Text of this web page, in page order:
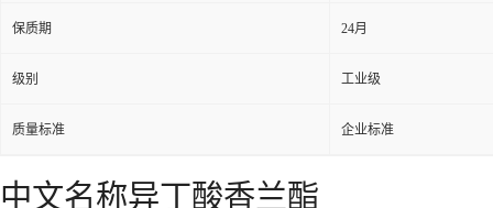
保质期 24月
级别 工业级
质量标准 企业标准
中文名称异丁酸香兰酯